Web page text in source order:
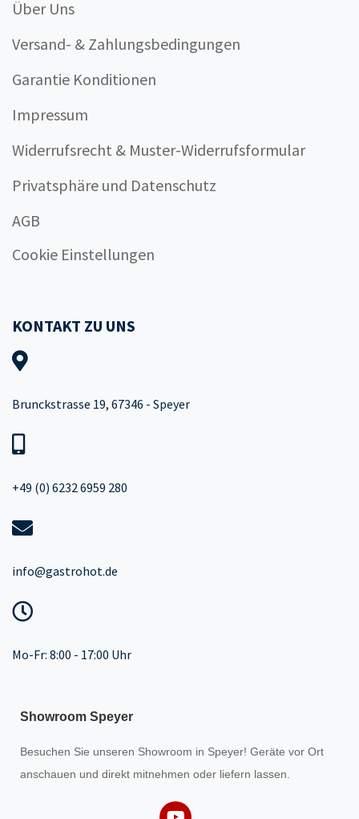
Über Uns
Versand- & Zahlungsbedingungen
Garantie Konditionen
Impressum
Widerrufsrecht & Muster-Widerrufsformular
Privatsphäre und Datenschutz
AGB
Cookie Einstellungen
KONTAKT ZU UNS
Brunckstrasse 19, 67346 - Speyer
+49 (0) 6232 6959 280
info@gastrohot.de
Mo-Fr: 8:00 - 17:00 Uhr
Showroom Speyer
Besuchen Sie unseren Showroom in Speyer! Geräte vor Ort
anschauen und direkt mitnehmen oder liefern lassen.